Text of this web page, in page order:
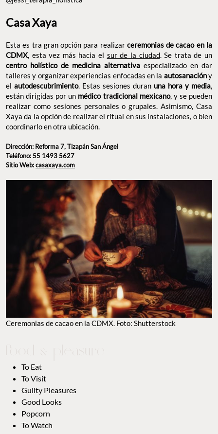
Casa Xaya
Esta es tra gran opción para realizarceremonias de cacao en la
CDMX, esta vez más hacia el sur de la ciudad. Se trata de un
centro holístico de medicina alternativa especializado en dar
talleres y organizar experiencias enfocadas en la autosanacióny
el autodescubrimiento. Estas sesiones duran una hora y media,
están dirigidas por un médico tradicional mexicano, y se pueden
realizar como sesiones personales o grupales. Asimismo, Casa
Xaya da la opción de realizar el ritual en sus instalaciones, o bien
coordinarlo en otra ubicación.
Dirección: Reforma 7, Tizapán San Ángel
Teléfono: 55 1493 5627
Sitio Web:casaxaya.com
Ceremonias de cacao en la CDMX. Foto: Shutterstock
To Eat
To Visit
Guilty Pleasures
Good Looks
Popcorn
To Watch